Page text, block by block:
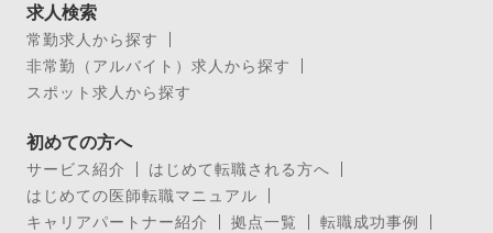
求人検索
常勤求人から探す
非常勤（アルバイト）求人から探す
スポット求人から探す
初めての方へ
サービス紹介
はじめて転職される方へ
はじめての医師転職マニュアル
キャリアパートナー紹介
拠点一覧
転職成功事例